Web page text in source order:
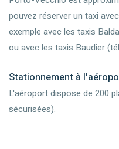
pouvez réserver un taxi
exemple avec les taxis
ou avec les taxis Baudier
Stationnement à
L'aéroport dispose de 200
sécurisées).